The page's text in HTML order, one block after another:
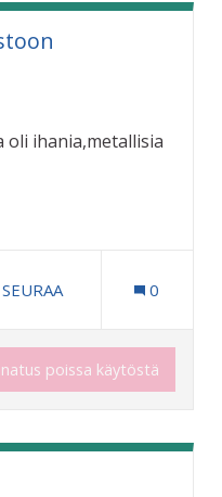
oli ihania,metallisia
Puistot ja luonto
2 SEURAAJAA
SEURAA 0
poissa käytöstä